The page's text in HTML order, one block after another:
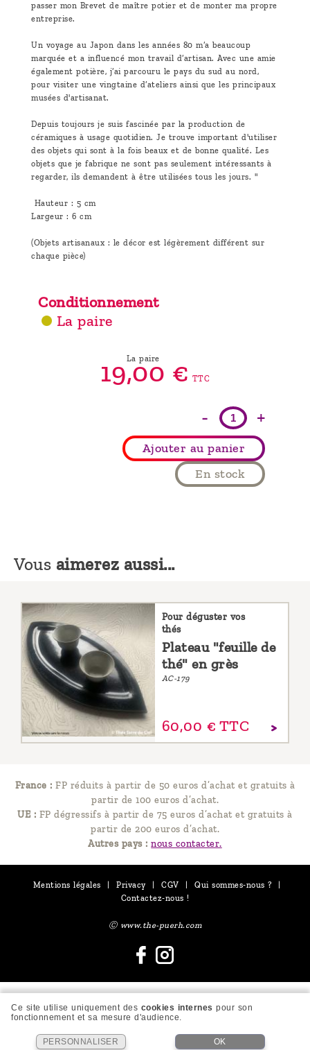
passer mon Brevet de maître potier et de monter ma propre
entreprise.
Un voyage au Japon dans les années 80 m’a beaucoup
marquée et a influencé mon travail d’artisan. Avec une amie
également potière, j’ai parcouru le pays du sud au nord,
pour visiter une vingtaine d’ateliers ainsi que les principaux
musées d'artisanat.
Depuis toujours je suis fascinée par la production de
céramiques à usage quotidien. Je trouve important d'utiliser
des objets qui sont à la fois beaux et de bonne qualité. Les
objets que je fabrique ne sont pas seulement intéressants à
regarder, ils demandent à être utilisées tous les jours. "
Hauteur : 5 cm
Largeur : 6 cm
(Objets artisanaux : le décor est légèrement différent sur
chaque pièce)
Conditionnement
La paire
La paire
19,00 € TTC
- +
Ajouter au panier
En stock
Vous aimerez aussi...
Pour déguster vos
thés
Plateau "feuille de
thé" en grès
AC-179
60,00 € TTC
France : FP réduits à partir de 50 euros d’achat et gratuits à
partir de 100 euros d’achat.
UE : FP dégressifs à partir de 75 euros d’achat et gratuits à
partir de 200 euros d’achat.
Autres pays : nous contacter.
Mentions légales Privacy CGV Qui sommes-nous ?
Contactez-nous !
Ⓒ www.the-puerh.com
Ce site utilise uniquement des cookies internes pour son
fonctionnement et sa mesure d'audience.
PERSONNALISER OK